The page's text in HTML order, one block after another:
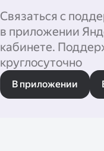
Связаться с
в приложении
кабинете.
круглосуточно
В приложении